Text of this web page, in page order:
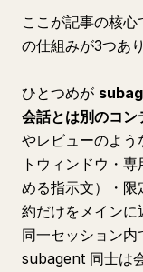
ここが記事の核
の仕組みが3つあ
ひとつめが
会話とは別のコン
やレビューのよう
トウィンドウ・
める指示文）・
約だけをメイン
同一セッション内
subagent 同士は